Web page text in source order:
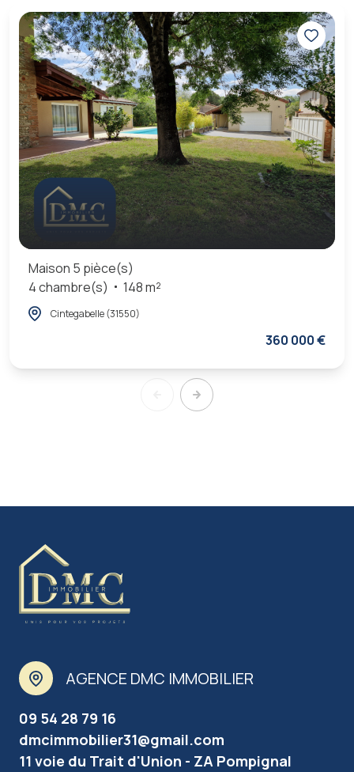
Maison 5 pièce(s)
4 chambre(s)
148 m²
Cintegabelle (31550)
360 000 €
AGENCE DMC IMMOBILIER
09 54 28 79 16
dmcimmobilier31@gmail.com
11 voie du Trait d'Union - ZA Pompignal